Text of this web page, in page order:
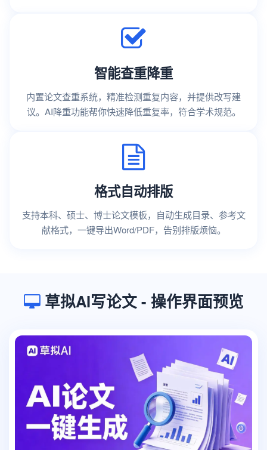
智能查重降重
内置论文查重系统，精准检测重复内容，并提供改写建
议。AI降重功能帮你快速降低重复率，符合学术规范。
格式自动排版
支持本科、硕士、博士论文模板，自动生成目录、参考文
献格式，一键导出Word/PDF，告别排版烦恼。
草拟AI写论文 - 操作界面预览